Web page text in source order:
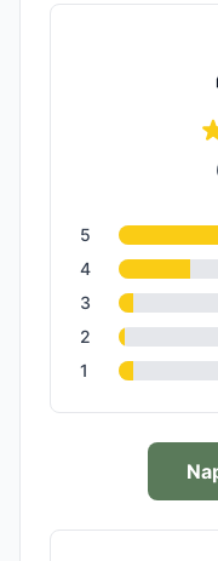
5
4
3
2
1